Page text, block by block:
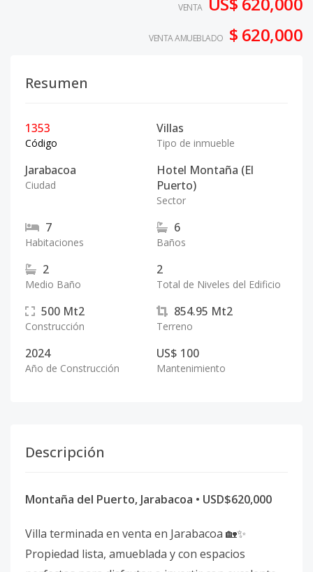
VENTA
VENTA AMUEBLADO $ 620,000
Resumen
1353
Código
Villas
Tipo de inmueble
Jarabacoa
Ciudad
Hotel Montaña (El
Puerto)
Sector
7
Habitaciones
6
Baños
2
Medio Baño
2
Total de Niveles del Edificio
500 Mt2
Construcción
854.95 Mt2
Terreno
2024
Año de Construcción
US$ 100
Mantenimiento
Descripción
Montaña del Puerto, Jarabacoa • USD$620,000
Villa terminada en venta en Jarabacoa 🏡✨
Propiedad lista, amueblada y con espacios